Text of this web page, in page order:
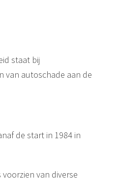
staat bij
van autoschade aan de
de start in 1984 in
van diverse